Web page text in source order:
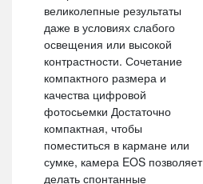
великолепные результаты
даже в условиях слабого
освещения или высокой
контрастности. Сочетание
компактного размера и
качества цифровой
фотосьемки Достаточно
компактная, чтобы
поместиться в кармане или
сумке, камера EOS позволяет
делать спонтанные